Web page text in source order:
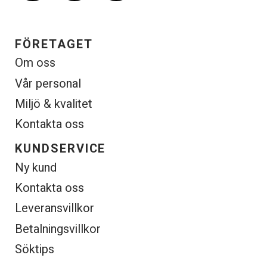
FÖRETAGET
Om oss
Vår personal
Miljö & kvalitet
Kontakta oss
KUNDSERVICE
Ny kund
Kontakta oss
Leveransvillkor
Betalningsvillkor
Söktips